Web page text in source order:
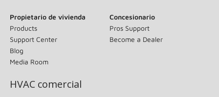
Propietario de vivienda
Products
Support Center
Blog
Media Room
Concesionario
Pros Support
Become a Dealer
HVAC comercial